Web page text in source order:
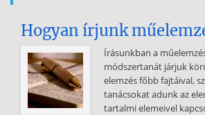
Hogyan írjunk
Írásunkban a
módszertanát járjuk
elemzés főbb fajtáival,
tanácsokat adunk az
tartalmi elemeivel